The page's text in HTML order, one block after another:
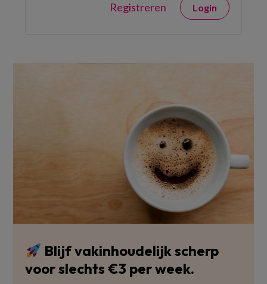
Registreren Login
Blijf vakinhoudelijk scherp
voor slechts €3 per week.